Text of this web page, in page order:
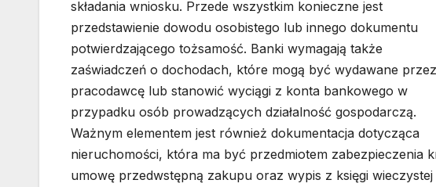
składania wniosku. Przede wszystkim konieczne jest
przedstawienie dowodu osobistego lub innego dokumentu
potwierdzającego tożsamość. Banki wymagają także
zaświadczeń o dochodach, które mogą być wydawane przez
pracodawcę lub stanowić wyciągi z konta bankowego w
przypadku osób prowadzących działalność gospodarczą.
Ważnym elementem jest również dokumentacja dotycząca
nieruchomości, która ma być przedmiotem zabezpieczenia
umowę przedwstępną zakupu oraz wypis z księgi